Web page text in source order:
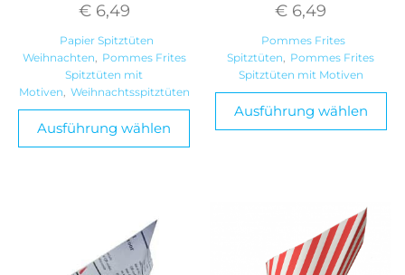
€6,49
Papier Spitztüten
Weihnachten, Pommes Frites
Spitztüten mit
Motiven, Weihnachtsspitztüten
Ausführung wählen
€ 6,49
Pommes Frites
Spitztüten, Pommes Frites
Spitztüten mit Motiven
Ausführung wählen